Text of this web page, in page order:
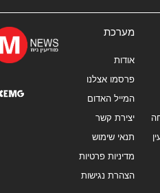
מערכת
אודות
פרסמו אצלנו
המייל האדום
יצירת קשר
תנאי שימוש
מדיניות פרטיות
הצהרת נגישות